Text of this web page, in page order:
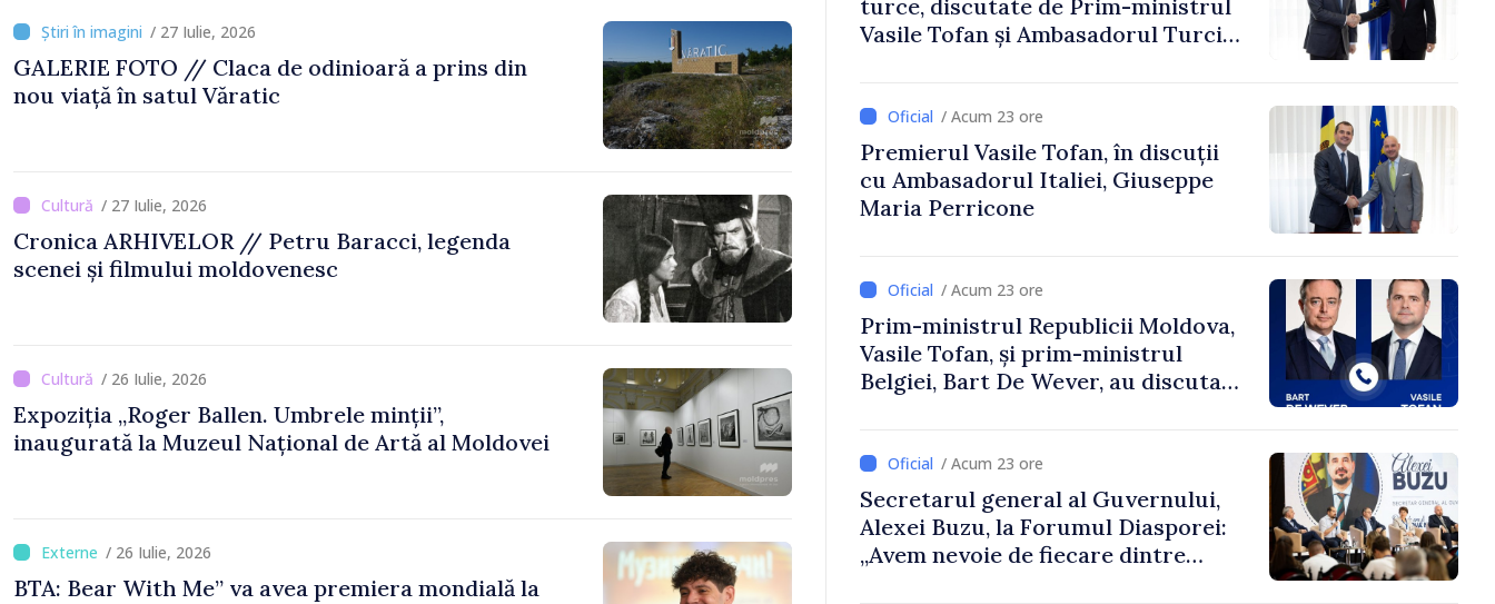
/ 27 Iulie, 2026
GALERIE FOTO // Claca de odinioară a prins din
nou viață în satul Văratic
/ 27 Iulie, 2026
Cronica ARHIVELOR // Petru Baracci, legenda
scenei și filmului moldovenesc
/ 26 Iulie, 2026
Expoziția „Roger Ballen. Umbrele minții”,
inaugurată la Muzeul Național de Artă al Moldovei
/ 26 Iulie, 2026
BTA: Bear With Me” va avea premiera mondială la
turce, discutate de Prim-ministrul
Vasile Tofan și Ambasadorul Turciei,
/ Acum 23 ore
Premierul Vasile Tofan, în discuții
cu Ambasadorul Italiei, Giuseppe
Maria Perricone
/ Acum 23 ore
Prim-ministrul Republicii Moldova,
Vasile Tofan, și prim-ministrul
Belgiei, Bart De Wever, au discutat
/ Acum 23 ore
Secretarul general al Guvernului,
Alexei Buzu, la Forumul Diasporei:
„Avem nevoie de fiecare dintre